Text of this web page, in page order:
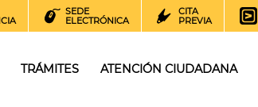
SEDE
ELECTRÓNICA
CITA
PREVIA
TRÁMITES ATENCIÓN CIUDADANA